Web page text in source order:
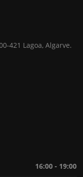
421 Lagoa, Algarve.
16:00 - 19:00